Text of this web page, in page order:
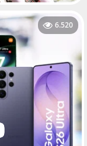
6.520